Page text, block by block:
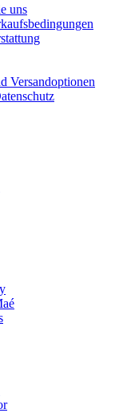
uns
Versandoptionen